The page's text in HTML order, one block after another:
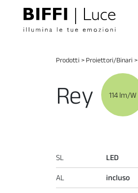
Prodotti > Proiettori/Binari >
Rey 114 lm/W
SL LED
AL incluso